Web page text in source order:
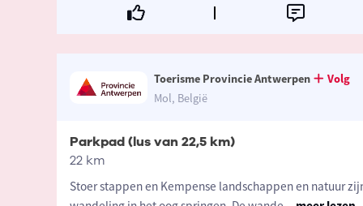
Toerisme Provincie Antwerpen
Volg
Mol, België
Parkpad (lus van 22,5 km)
22 km
Stoer stappen en Kempense landschappen en natuur